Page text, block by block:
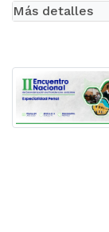
Más detalles